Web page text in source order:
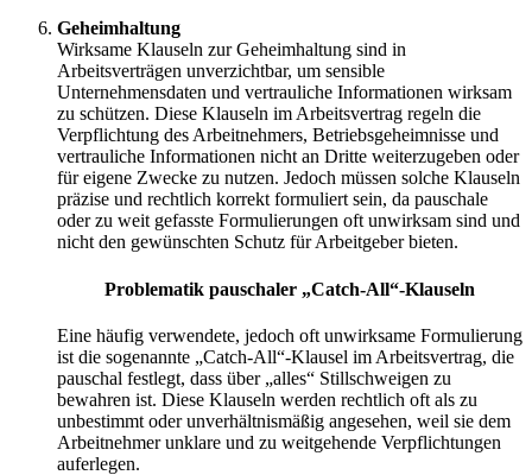
Geheimhaltung
Wirksame Klauseln zur Geheimhaltung sind in
Arbeitsverträgen unverzichtbar, um sensible
Unternehmensdaten und vertrauliche Informationen wirksam
zu schützen. Diese Klauseln im Arbeitsvertrag regeln die
Verpflichtung des Arbeitnehmers, Betriebsgeheimnisse und
vertrauliche Informationen nicht an Dritte weiterzugeben oder
für eigene Zwecke zu nutzen. Jedoch müssen solche Klauseln
präzise und rechtlich korrekt formuliert sein, da pauschale
oder zu weit gefasste Formulierungen oft unwirksam sind und
nicht den gewünschten Schutz für Arbeitgeber bieten.
Problematik pauschaler „Catch-All“-Klauseln
Eine häufig verwendete, jedoch oft unwirksame Formulierung
ist die sogenannte „Catch-All“-Klausel im Arbeitsvertrag, die
pauschal festlegt, dass über „alles“ Stillschweigen zu
bewahren ist. Diese Klauseln werden rechtlich oft als zu
unbestimmt oder unverhältnismäßig angesehen, weil sie dem
Arbeitnehmer unklare und zu weitgehende Verpflichtungen
auferlegen.